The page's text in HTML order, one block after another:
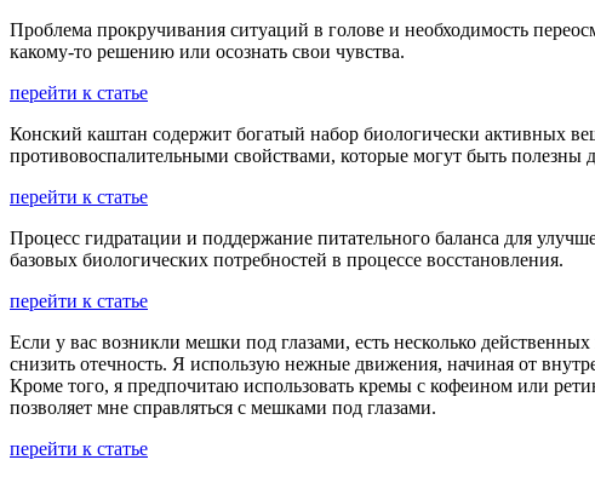
Проблема прокручивания ситуаций в голове и необходимость
какому-то решению или осознать свои чувства.
перейти к статье
Конский каштан содержит богатый набор биологически активных
противовоспалительными свойствами, которые могут быть полезны
перейти к статье
Процесс гидратации и поддержание питательного баланса для
базовых биологических потребностей в процессе восстановления.
перейти к статье
Если у вас возникли мешки под глазами, есть несколько
снизить отечность. Я использую нежные движения, начиная от
Кроме того, я предпочитаю использовать кремы с кофеином или
позволяет мне справляться с мешками под глазами.
перейти к статье